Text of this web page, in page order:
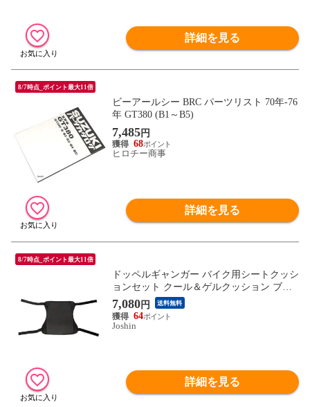
詳細を見る
8/7時点_ポイント最大11倍
ビーアールシー BRC パーツリスト 70年-76
年 GT380 (B1～B5)
7,485円
68
ヒロチー商事
詳細を見る
8/7時点_ポイント最大11倍
ドッペルギャンガー バイク用シートクッシ
ョンセット クール＆ゲルクッション ブラ
ック DOPPELGANGER DSC443-BK 【返品
種別A】
7,080円 送料無料
64
Joshin
詳細を見る